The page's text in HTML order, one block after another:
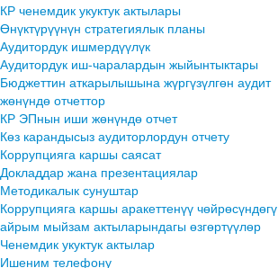
КР ченемдик укуктук актылары
Өнүктүрүүнүн стратегиялык планы
Аудитордук ишмердүүлүк
Аудитордук иш-чаралардын жыйынтыктары
Бюджеттин аткарылышына жүргүзүлгөн аудит
жөнүндө отчеттор
КР ЭПнын иши жөнүндө отчет
Көз карандысыз аудиторлордун отчету
Коррупцияга каршы саясат
Докладдар жана презентациялар
Методикалык сунуштар
Коррупцияга каршы аракеттенүү чөйрөсүндөгү
айрым мыйзам актыларындагы өзгөртүүлөр
Ченемдик укуктук актылар
Ишеним телефону